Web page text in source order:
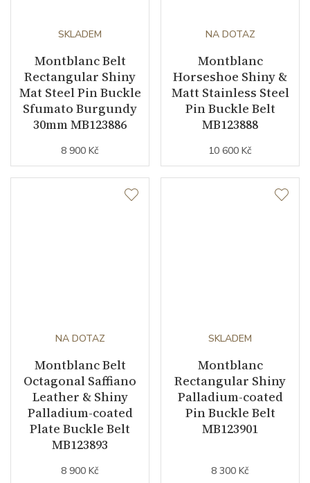
SKLADEM
Montblanc Belt
Rectangular Shiny
Mat Steel Pin Buckle
Sfumato Burgundy
30mm MB123886
8 900 Kč
NA DOTAZ
Montblanc
Horseshoe Shiny &
Matt Stainless Steel
Pin Buckle Belt
MB123888
10 600 Kč
NA DOTAZ
Montblanc Belt
Octagonal Saffiano
Leather & Shiny
Palladium-coated
Plate Buckle Belt
MB123893
8 900 Kč
SKLADEM
Montblanc
Rectangular Shiny
Palladium-coated
Pin Buckle Belt
MB123901
8 300 Kč